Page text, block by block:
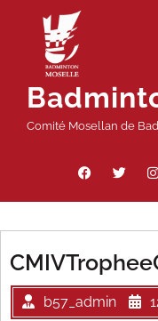
contenu
Comité Mosellan de
Facebook
b57_admin